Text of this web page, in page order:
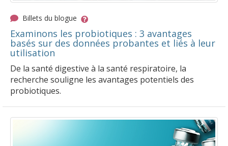
Billets du blogue
Examinons les probiotiques : 3 avantages
basés sur des données probantes et liés à leur
utilisation
De la santé digestive à la santé respiratoire, la
recherche souligne les avantages potentiels des
probiotiques.